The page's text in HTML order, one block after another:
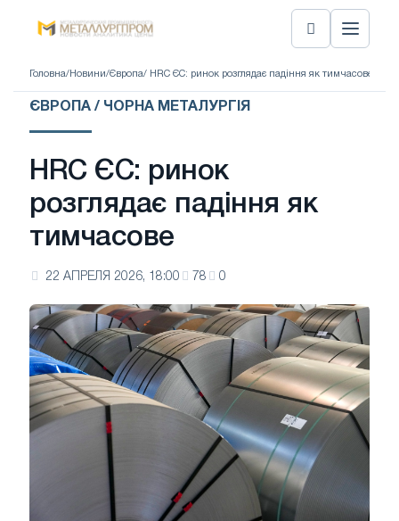
Головна/ Новини/Європа/ HRC ЄС: ринок розглядає падіння як тимчасове
ЄВРОПА / ЧОРНА МЕТАЛУРГІЯ
HRC ЄС: ринок
розглядає падіння як
тимчасове
22 АПРЕЛЯ 2026, 18:00 78 0